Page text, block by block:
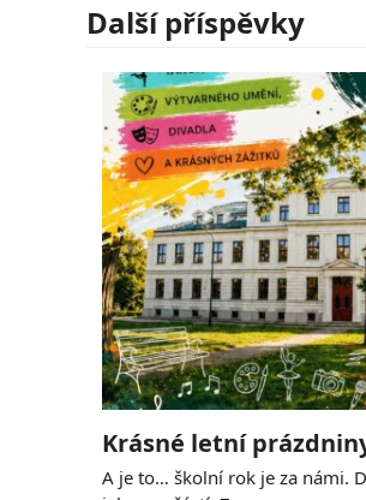
Další příspěvky
Krásné letní
A je to… školní rok je za námi.